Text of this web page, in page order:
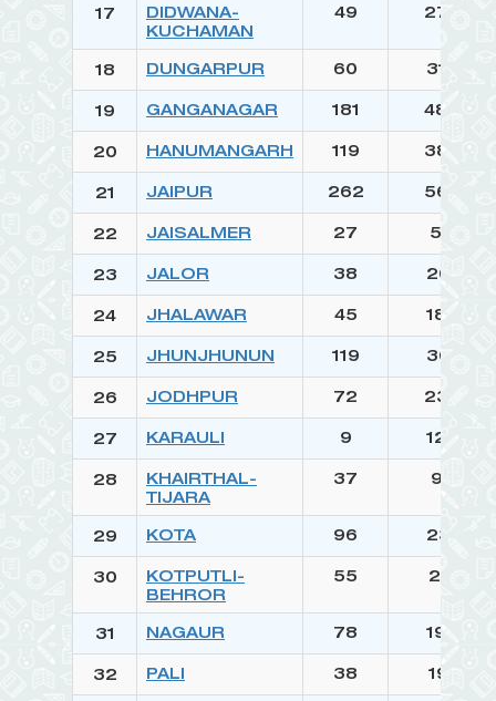
17
DIDWANA-
KUCHAMAN
49 2748
18 DUNGARPUR 60 3180
19 GANGANAGAR 181 4876
20 HANUMANGARH 119 3860
21 JAIPUR 262 5655
22 JAISALMER 27 575
23 JALOR 38 2601
24 JHALAWAR 45 1896
25 JHUNJHUNUN 119 3018
26 JODHPUR 72 2340
27 KARAULI 9 1277
28
KHAIRTHAL-
TIJARA
37 974
29 KOTA 96 2315
30
KOTPUTLI-
BEHROR
55 2171
31 NAGAUR 78 1966
32 PALI 38 1931